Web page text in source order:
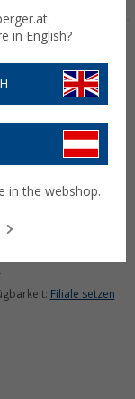
Filiale setzen
in English?
in the webshop.